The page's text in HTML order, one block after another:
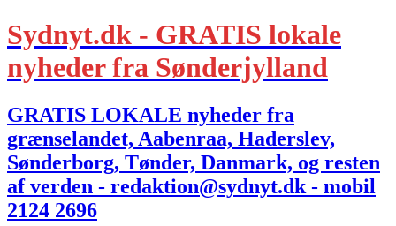
Sydnyt.dk - GRATIS lokale
nyheder fra Sønderjylland
GRATIS LOKALE nyheder fra
grænselandet, Aabenraa, Haderslev,
Sønderborg, Tønder, Danmark, og resten
af verden - redaktion@sydnyt.dk - mobil
2124 2696